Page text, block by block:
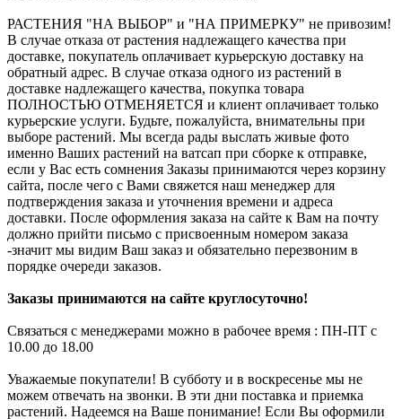
РАСТЕНИЯ "НА ВЫБОР" и "НА ПРИМЕРКУ" не привозим!
В случае отказа от растения надлежащего качества при
доставке, покупатель оплачивает курьерскую доставку на
обратный адрес. В случае отказа одного из растений в
доставке надлежащего качества, покупка товара
ПОЛНОСТЬЮ ОТМЕНЯЕТСЯ и клиент оплачивает только
курьерские услуги. Будьте, пожалуйста, внимательны при
выборе растений. Мы всегда рады выслать живые фото
именно Ваших растений на ватсап при сборке к отправке,
если у Вас есть сомнения Заказы принимаются через корзину
сайта, после чего с Вами свяжется наш менеджер для
подтверждения заказа и уточнения времени и адреса
доставки. После оформления заказа на сайте к Вам на почту
должно прийти письмо с присвоенным номером заказа
-значит мы видим Ваш заказ и обязательно перезвоним в
порядке очереди заказов.
Заказы принимаются на сайте круглосуточно!
Связаться с менеджерами можно в рабочее время : ПН-ПТ с
10.00 до 18.00
Уважаемые покупатели! В субботу и в воскресенье мы не
можем отвечать на звонки. В эти дни поставка и приемка
растений. Надеемся на Ваше понимание! Если Вы оформили